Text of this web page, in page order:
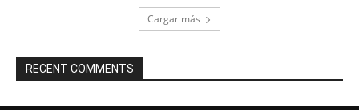
Cargar más
RECENT COMMENTS